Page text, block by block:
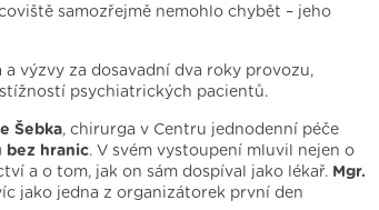
samozřejmě nemohlo chybět – jeho
výzvy za dosavadní dva roky provozu,
psychiatrických pacientů.
Šebka, chirurga v Centru jednodenní péče
bez hranic. V svém vystoupení mluvil nejen o
a o tom, jak on sám dospíval jako lékař. Mgr.
jako jedna z organizátorek první den